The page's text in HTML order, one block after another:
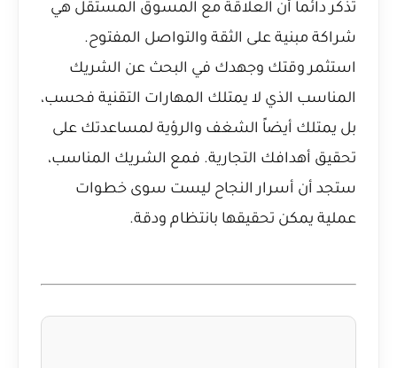
تذكر دائماً أن العلاقة مع المسوق المستقل هي
شراكة مبنية على الثقة والتواصل المفتوح.
استثمر وقتك وجهدك في البحث عن الشريك
المناسب الذي لا يمتلك المهارات التقنية فحسب،
بل يمتلك أيضاً الشغف والرؤية لمساعدتك على
تحقيق أهدافك التجارية. فمع الشريك المناسب،
ستجد أن أسرار النجاح ليست سوى خطوات
عملية يمكن تحقيقها بانتظام ودقة.